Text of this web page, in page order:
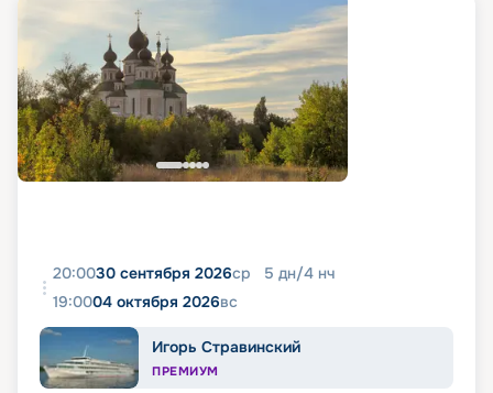
20:0030 сентября 2026ср 5 дн/4 нч
19:0004 октября 2026вс
Игорь Стравинский
ПРЕМИУМ